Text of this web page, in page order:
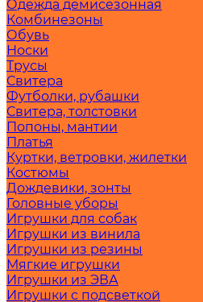
Одежда демисезонная
Комбинезоны
Обувь
Носки
Трусы
Свитера
Футболки, рубашки
Свитера, толстовки
Попоны, мантии
Платья
Куртки, ветровки, жилетки
Костюмы
Дождевики, зонты
Головные уборы
Игрушки для собак
Игрушки из винила
Игрушки из резины
Мягкие игрушки
Игрушки из ЭВА
Игрушки с подсветкой